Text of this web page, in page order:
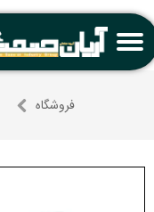
حساب کاربری من
خروج از حساب کاربری
فروشگاه